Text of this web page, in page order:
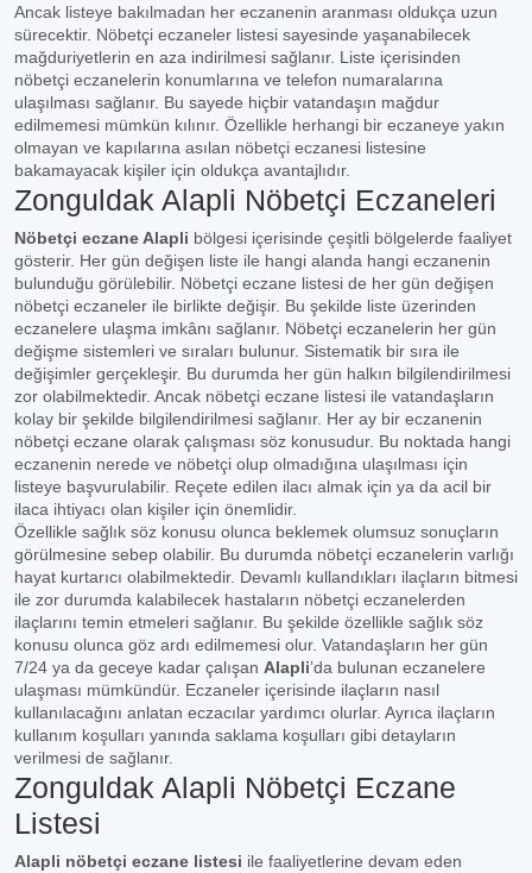
Ancak listeye bakılmadan her eczanenin aranması oldukça uzun
sürecektir. Nöbetçi eczaneler listesi sayesinde yaşanabilecek
mağduriyetlerin en aza indirilmesi sağlanır. Liste içerisinden
nöbetçi eczanelerin konumlarına ve telefon numaralarına
ulaşılması sağlanır. Bu sayede hiçbir vatandaşın mağdur
edilmemesi mümkün kılınır. Özellikle herhangi bir eczaneye yakın
olmayan ve kapılarına asılan nöbetçi eczanesi listesine
bakamayacak kişiler için oldukça avantajlıdır.
Zonguldak Alapli Nöbetçi Eczaneleri
Nöbetçi eczane Alapli bölgesi içerisinde çeşitli bölgelerde faaliyet
gösterir. Her gün değişen liste ile hangi alanda hangi eczanenin
bulunduğu görülebilir. Nöbetçi eczane listesi de her gün değişen
nöbetçi eczaneler ile birlikte değişir. Bu şekilde liste üzerinden
eczanelere ulaşma imkânı sağlanır. Nöbetçi eczanelerin her gün
değişme sistemleri ve sıraları bulunur. Sistematik bir sıra ile
değişimler gerçekleşir. Bu durumda her gün halkın bilgilendirilmesi
zor olabilmektedir. Ancak nöbetçi eczane listesi ile vatandaşların
kolay bir şekilde bilgilendirilmesi sağlanır. Her ay bir eczanenin
nöbetçi eczane olarak çalışması söz konusudur. Bu noktada hangi
eczanenin nerede ve nöbetçi olup olmadığına ulaşılması için
listeye başvurulabilir. Reçete edilen ilacı almak için ya da acil bir
ilaca ihtiyacı olan kişiler için önemlidir.
Özellikle sağlık söz konusu olunca beklemek olumsuz sonuçların
görülmesine sebep olabilir. Bu durumda nöbetçi eczanelerin varlığı
hayat kurtarıcı olabilmektedir. Devamlı kullandıkları ilaçların bitmesi
ile zor durumda kalabilecek hastaların nöbetçi eczanelerden
ilaçlarını temin etmeleri sağlanır. Bu şekilde özellikle sağlık söz
konusu olunca göz ardı edilmemesi olur. Vatandaşların her gün
7/24 ya da geceye kadar çalışan Alapli’da bulunan eczanelere
ulaşması mümkündür. Eczaneler içerisinde ilaçların nasıl
kullanılacağını anlatan eczacılar yardımcı olurlar. Ayrıca ilaçların
kullanım koşulları yanında saklama koşulları gibi detayların
verilmesi de sağlanır.
Zonguldak Alapli Nöbetçi Eczane
Listesi
Alapli nöbetçi eczane listesi ile faaliyetlerine devam eden